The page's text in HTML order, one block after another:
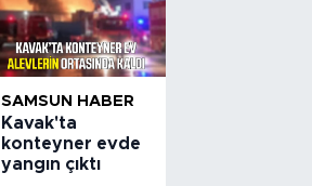
SAMSUN HABER
Kavak'ta
konteyner evde
yangın çıktı